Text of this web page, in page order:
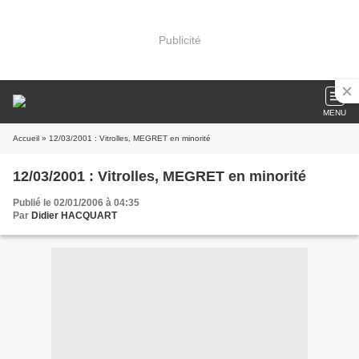
Publicité
MENU
Accueil » 12/03/2001 : Vitrolles, MEGRET en minorité
12/03/2001 : Vitrolles, MEGRET en minorité
Publié le 02/01/2006 à 04:35
Par Didier HACQUART